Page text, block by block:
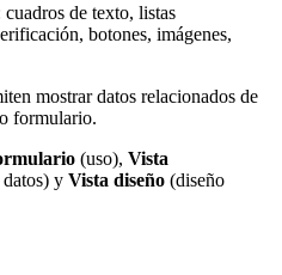
de texto, listas
botones, imágenes,
mostrar datos relacionados de
formulario.
(uso), Vista
y Vista diseño (diseño